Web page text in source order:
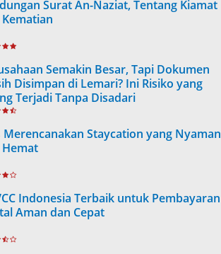
Surat An-Naziat, Tentang Kiamat
Semakin Besar, Tapi Dokumen
Disimpan di Lemari? Ini Risiko yang
Terjadi Tanpa Disadari
Merencanakan Staycation yang Nyaman
Indonesia Terbaik untuk Pembayaran
Aman dan Cepat